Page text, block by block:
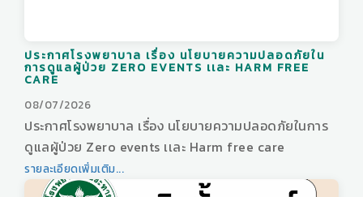
ประกาศโรงพยาบาล เรื่อง นโยบายความปลอดภัยใน
การดูแลผู้ป่วย ZERO EVENTS เเละ HARM FREE
CARE
08/07/2026
ประกาศโรงพยาบาล เรื่อง นโยบายความปลอดภัยในการ
ดูแลผู้ป่วย Zero events เเละ Harm free care
รายละเอียดเพิ่มเติม...